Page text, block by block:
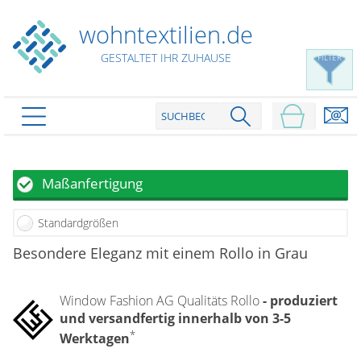
PRODUKTE
Plissee
Wabenplissees
Sonnenschutzplissees
Outdoor-Plissees
gemusterte Plissees
Rollo
Rollos nach Maß
Thermo Rollo
Doppelrollo
Klemmrollo
Dachfenster Rollo
Raffrollo Maß
Faltrollo / Raffgardinen
Flächenvorhang
wohntextilien.de
GESTALTET IHR ZUHAUSE
Maßanfertigung
Standardgrößen
FILTER
Besondere Eleganz mit einem Rollo in Grau
Window Fashion AG Qualitäts Rollo- produziert
und versandfertig innerhalb von 3-5
Werktagen*